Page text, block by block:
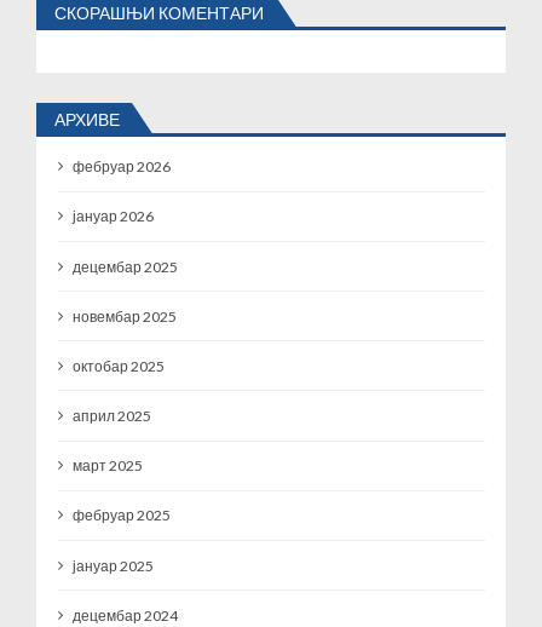
СКОРАШЊИ КОМЕНТАРИ
АРХИВЕ
фебруар 2026
јануар 2026
децембар 2025
новембар 2025
октобар 2025
април 2025
март 2025
фебруар 2025
јануар 2025
децембар 2024